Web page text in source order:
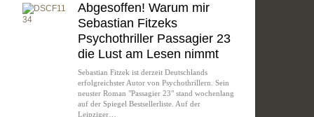
Abgesoffen! Warum mir
Sebastian Fitzeks
Psychothriller Passagier 23
die Lust am Lesen nimmt
Sebastian Fitzek ist derzeit Deutschlands
erfolgreichster Autor von Psychothrillern. Sein
neuster Roman "Passagier 23" stand wochenlang
auf der Spiegel Bestsellerliste. Auf der
Leipziger…